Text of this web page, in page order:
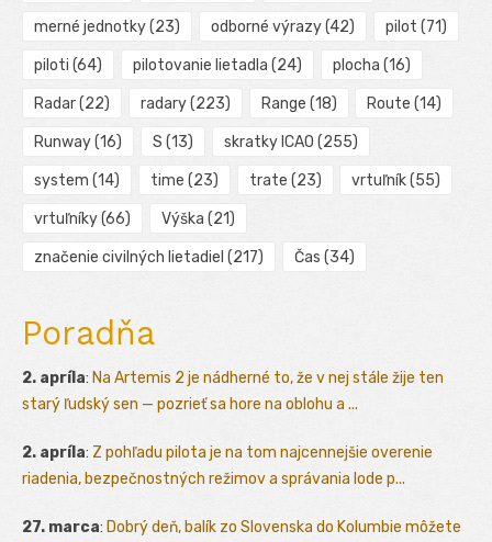
merné jednotky(23) odborné výrazy(42) pilot (71)
piloti (64) pilotovanie lietadla (24) plocha (16)
Radar(22) radary(223) Range (18) Route (14)
Runway(16) S (13) skratky ICAO (255)
system (14) time (23) trate (23) vrtuľník(55)
vrtuľníky(66) Výška (21)
značenie civilných lietadiel (217) Čas (34)
Poradňa
2. apríla: Na Artemis 2 je nádherné to, že v nej stále žije ten
starý ľudský sen — pozrieť sa hore na oblohu a ...
2. apríla: Z pohľadu pilota je na tom najcennejšie overenie
riadenia, bezpečnostných režimov a správania lode p...
27. marca: Dobrý deň, balík zo Slovenska do Kolumbie môžete